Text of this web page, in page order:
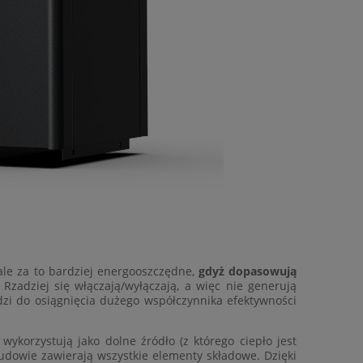
za to bardziej energooszczędne, gdyż dopasowują
się włączają/wyłączają, a więc nie generują
do osiągnięcia dużego współczynnika efektywności
jako dolne źródło (z którego ciepło jest
zawierają wszystkie elementy składowe. Dzięki